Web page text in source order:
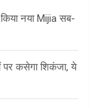
नया Mijia सब-
पर कसेगा शिकंजा, ये